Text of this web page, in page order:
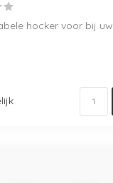
hocker voor bij uw